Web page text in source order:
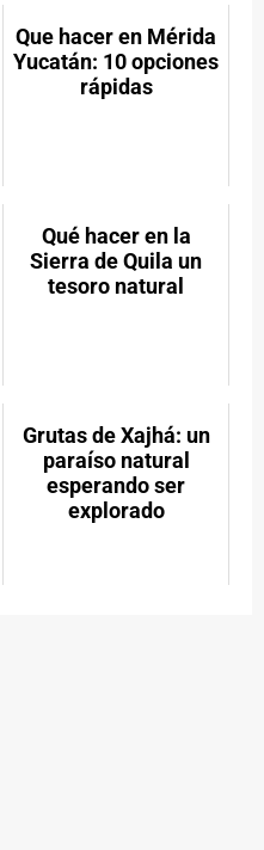
Que hacer en Mérida
Yucatán: 10 opciones
rápidas
Qué hacer en la
Sierra de Quila un
tesoro natural
Grutas de Xajhá: un
paraíso natural
esperando ser
explorado